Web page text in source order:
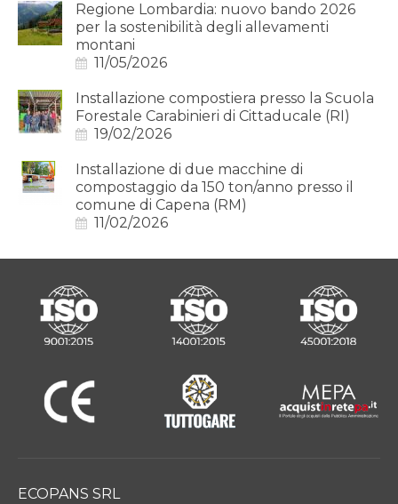
Regione Lombardia: nuovo bando 2026
per la sostenibilità degli allevamenti
montani
11/05/2026
Installazione compostiera presso la Scuola
Forestale Carabinieri di Cittaducale (RI)
19/02/2026
Installazione di due macchine di
compostaggio da 150 ton/anno presso il
comune di Capena (RM)
11/02/2026
ECOPANS SRL